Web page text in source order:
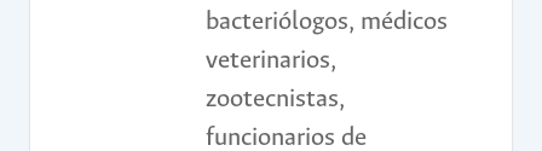
bacteriólogos, médicos
veterinarios,
zootecnistas,
funcionarios de